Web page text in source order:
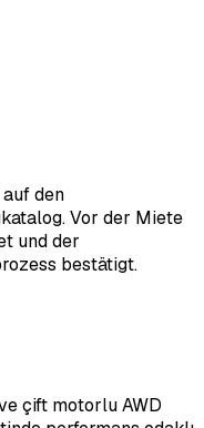
den
Vor der Miete
und der
bestätigt.
çift motorlu AWD